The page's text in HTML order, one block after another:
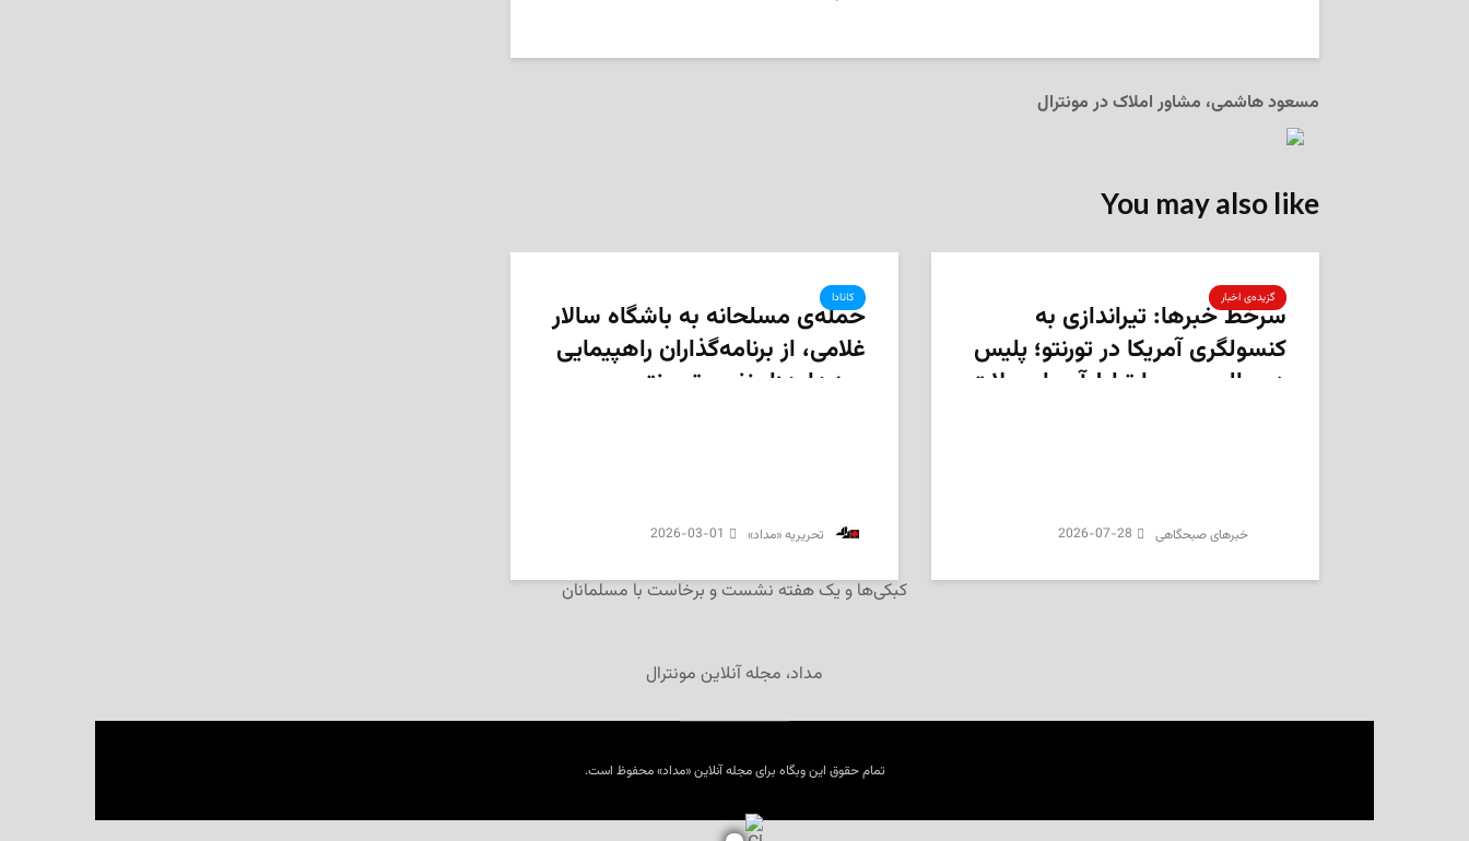
مسعود هاشمی، مشاور املاک در مونترال
You may also like
گزیده‌ی‌ اخبار
سرخط خبرها: تیراندازی به
کنسولگری آمریکا در تورنتو؛ پلیس
در حال بررسی ارتباط آن با حملات
‌خبرهای صبحگاهی 2026-07-28
کانادا
‌حمله‌ی مسلحانه به باشگاه سالار
غلامی، از برنامه‌گذاران راهپیمایی
صدها هزار نفری تورونتو
‌ تحریریه «مداد» 2026-03-01
کبکی‌ها و یک هفته‌ نشست و برخاست با مسلمانان
مداد، مجله آنلاین مونترال
تمام حقوق این وبگاه برای مجله آنلاین «مداد» محفوظ است.